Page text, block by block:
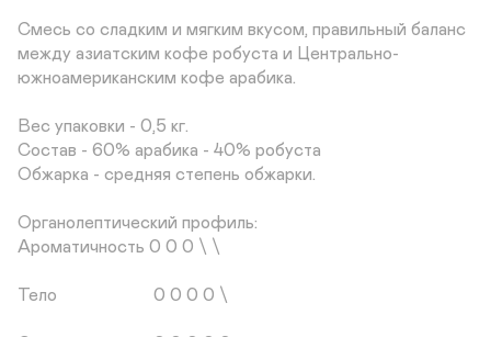
Смесь со сладким и мягким вкусом, правильный баланс
между азиатским кофе робуста и Центрально-
южноамериканским кофе арабика.
Вес упаковки - 0,5 кг.
Состав - 60% арабика - 40% робуста
Обжарка - средняя степень обжарки.
Органолептический профиль:
Ароматичность 0 0 0 \ \
Тело                      0 0 0 0 \